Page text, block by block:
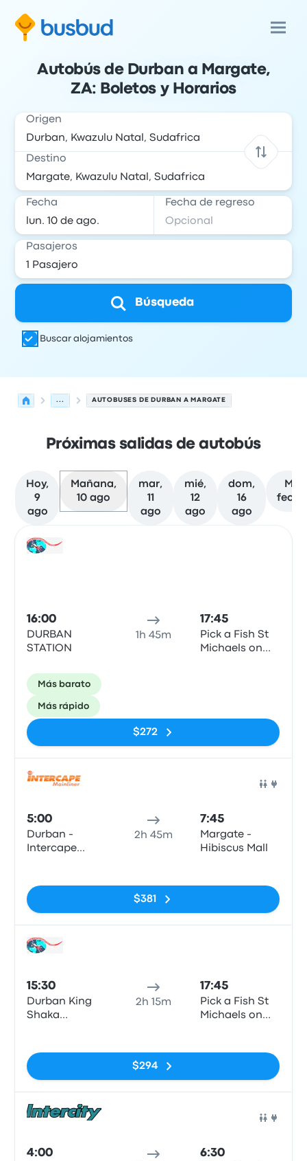
Autobús de Durban a Margate,
ZA: Boletos y Horarios
Origen
Destino
Fecha Fecha de regreso
Pasajeros
Búsqueda
Buscar alojamientos
... AUTOBUSES DE DURBAN A MARGATE
Próximas salidas de autobús
Hoy,
9
ago
Mañana,
10 ago
mar,
11
ago
mié,
12
ago
dom,
16
ago
Más
16:00
DURBAN
STATION
1h 45m
17:45
Pick a Fish St
Michaels on
Más barato
Más rápido
$272
5:00
Durban -
Intercape
Yengwa
Avenue
2h 45m
7:45
Margate -
Hibiscus Mall
$381
15:30
Durban King
Shaka
2h 15m
17:45
Pick a Fish St
Michaels on
$294
4:00 6:30